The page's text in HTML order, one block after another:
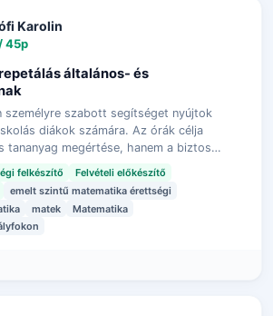
Karolin
45p
általános- és
személyre szabott segítséget nyújtok
diákok számára. Az órák célja
tananyag megértése, hanem a biztos
az önbizalo…
felkészítő
Felvételi előkészítő
emelt szintű matematika érettségi
matek
Matematika